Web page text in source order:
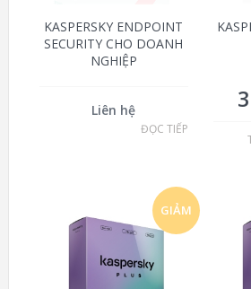
KASPERSKY ENDPOINT
SECURITY CHO DOANH
NGHIỆP
Liên hệ
ĐỌC TIẾP
GIẢM